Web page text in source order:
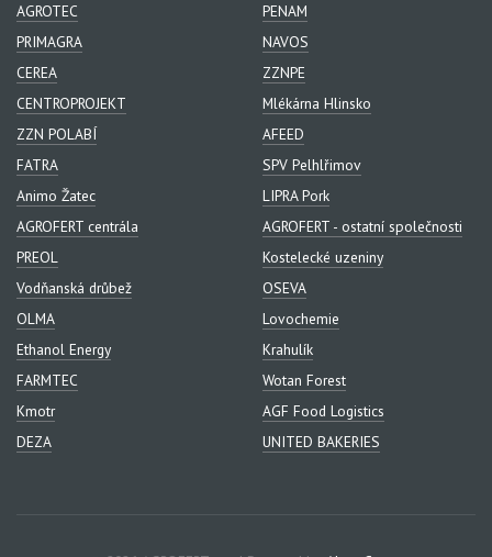
AGROTEC
PENAM
PRIMAGRA
NAVOS
CEREA
ZZNPE
CENTROPROJEKT
Mlékárna Hlinsko
ZZN POLABÍ
AFEED
FATRA
SPV Pelhlřimov
Animo Žatec
LIPRA Pork
AGROFERT centrála
AGROFERT - ostatní společnosti
PREOL
Kostelecké uzeniny
Vodňanská drůbež
OSEVA
OLMA
Lovochemie
Ethanol Energy
Krahulík
FARMTEC
Wotan Forest
Kmotr
AGF Food Logistics
DEZA
UNITED BAKERIES